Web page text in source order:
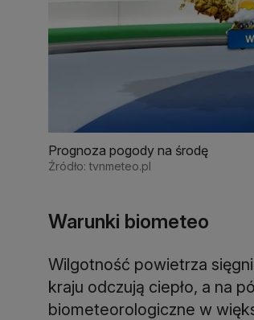
Prognoza pogody na środę
Źródło: tvnmeteo.pl
Warunki biometeo
Wilgotność powietrza
kraju odczują ciepło, a na
biometeorologiczne w